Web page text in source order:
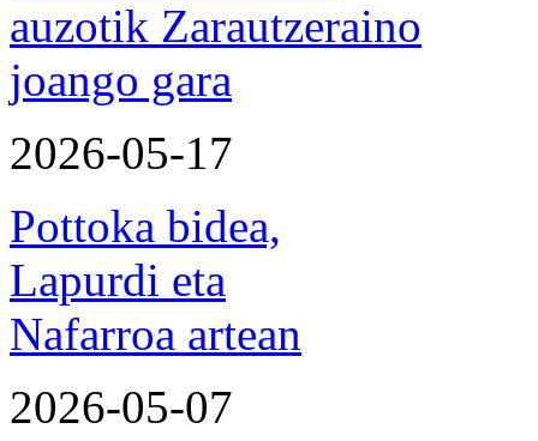
auzotik Zarautzeraino
joango gara
2026-05-17
Pottoka bidea,
Lapurdi eta
Nafarroa artean
2026-05-07